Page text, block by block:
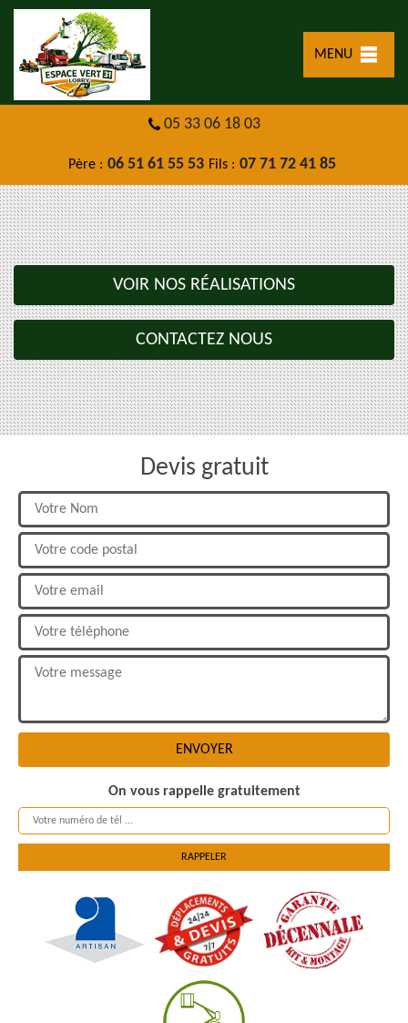
MENU
05 33 06 18 03
Père : 06 51 61 55 53 Fils : 07 71 72 41 85
VOIR NOS RÉALISATIONS
CONTACTEZ NOUS
Devis gratuit
On vous rappelle gratuitement